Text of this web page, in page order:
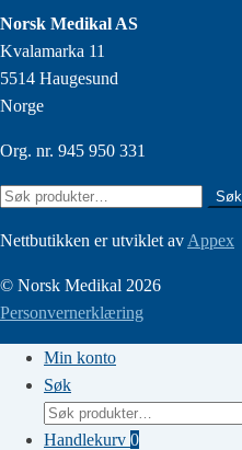
Norsk Medikal AS
Kvalamarka 11
5514 Haugesund
Norge
Org. nr. 945 950 331
Søk
Søk
Nettbutikken er utviklet av Appex
© Norsk Medikal 2026
Personvernerklæring
Min konto
Søk
Søk
etter:
Handlekurv 0